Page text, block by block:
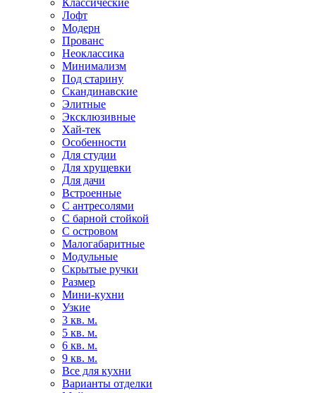
Классические
Лофт
Модерн
Прованс
Неоклассика
Минимализм
Под старину
Скандинавские
Элитные
Эксклюзивные
Хай-тек
Особенности
Для студии
Для хрущевки
Для дачи
Встроенные
С антресолями
С барной стойкой
С островом
Малогабаритные
Модульные
Скрытые ручки
Размер
Мини-кухни
Узкие
3 кв. м.
5 кв. м.
6 кв. м.
9 кв. м.
Все для кухни
Варианты отделки